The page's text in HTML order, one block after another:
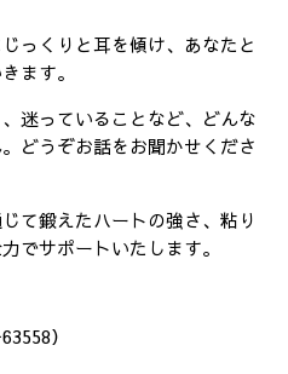
っくりと耳を傾け、あなたと
ます。
迷っていることなど、どんな
どうぞお話をお聞かせくださ
て鍛えたハートの強さ、粘り
でサポートいたします。
）